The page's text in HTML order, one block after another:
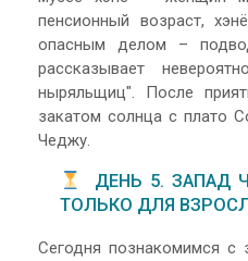
пенсионный возраст,
опасным делом –
рассказывает
ныряльщиц". После
закатом солнца с плато
Чеджу.
ДЕНЬ 5. ЗАПАД
ТОЛЬКО ДЛЯ
Сегодня познакомимся с